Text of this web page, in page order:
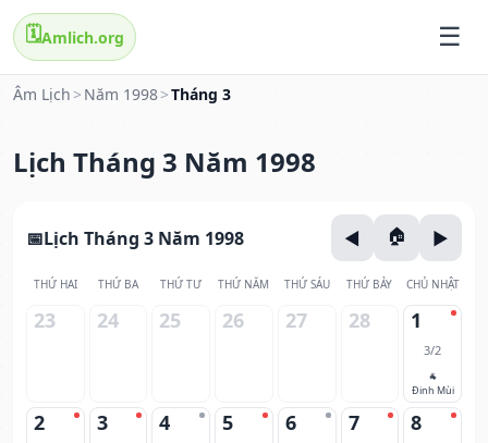
🗓️Amlich.org
Âm Lịch > Năm 1998>Tháng 3
Lịch Tháng 3 Năm 1998
Lịch Tháng 3 Năm 1998
THỨ HAI THỨ BA THỨ TƯ THỨ NĂM THỨ SÁU THỨ BẢY CHỦ NHẬT
23 24 25 26 27 28 1
3/2
🐐
Đinh Mùi
2 3 4 5 6 7 8